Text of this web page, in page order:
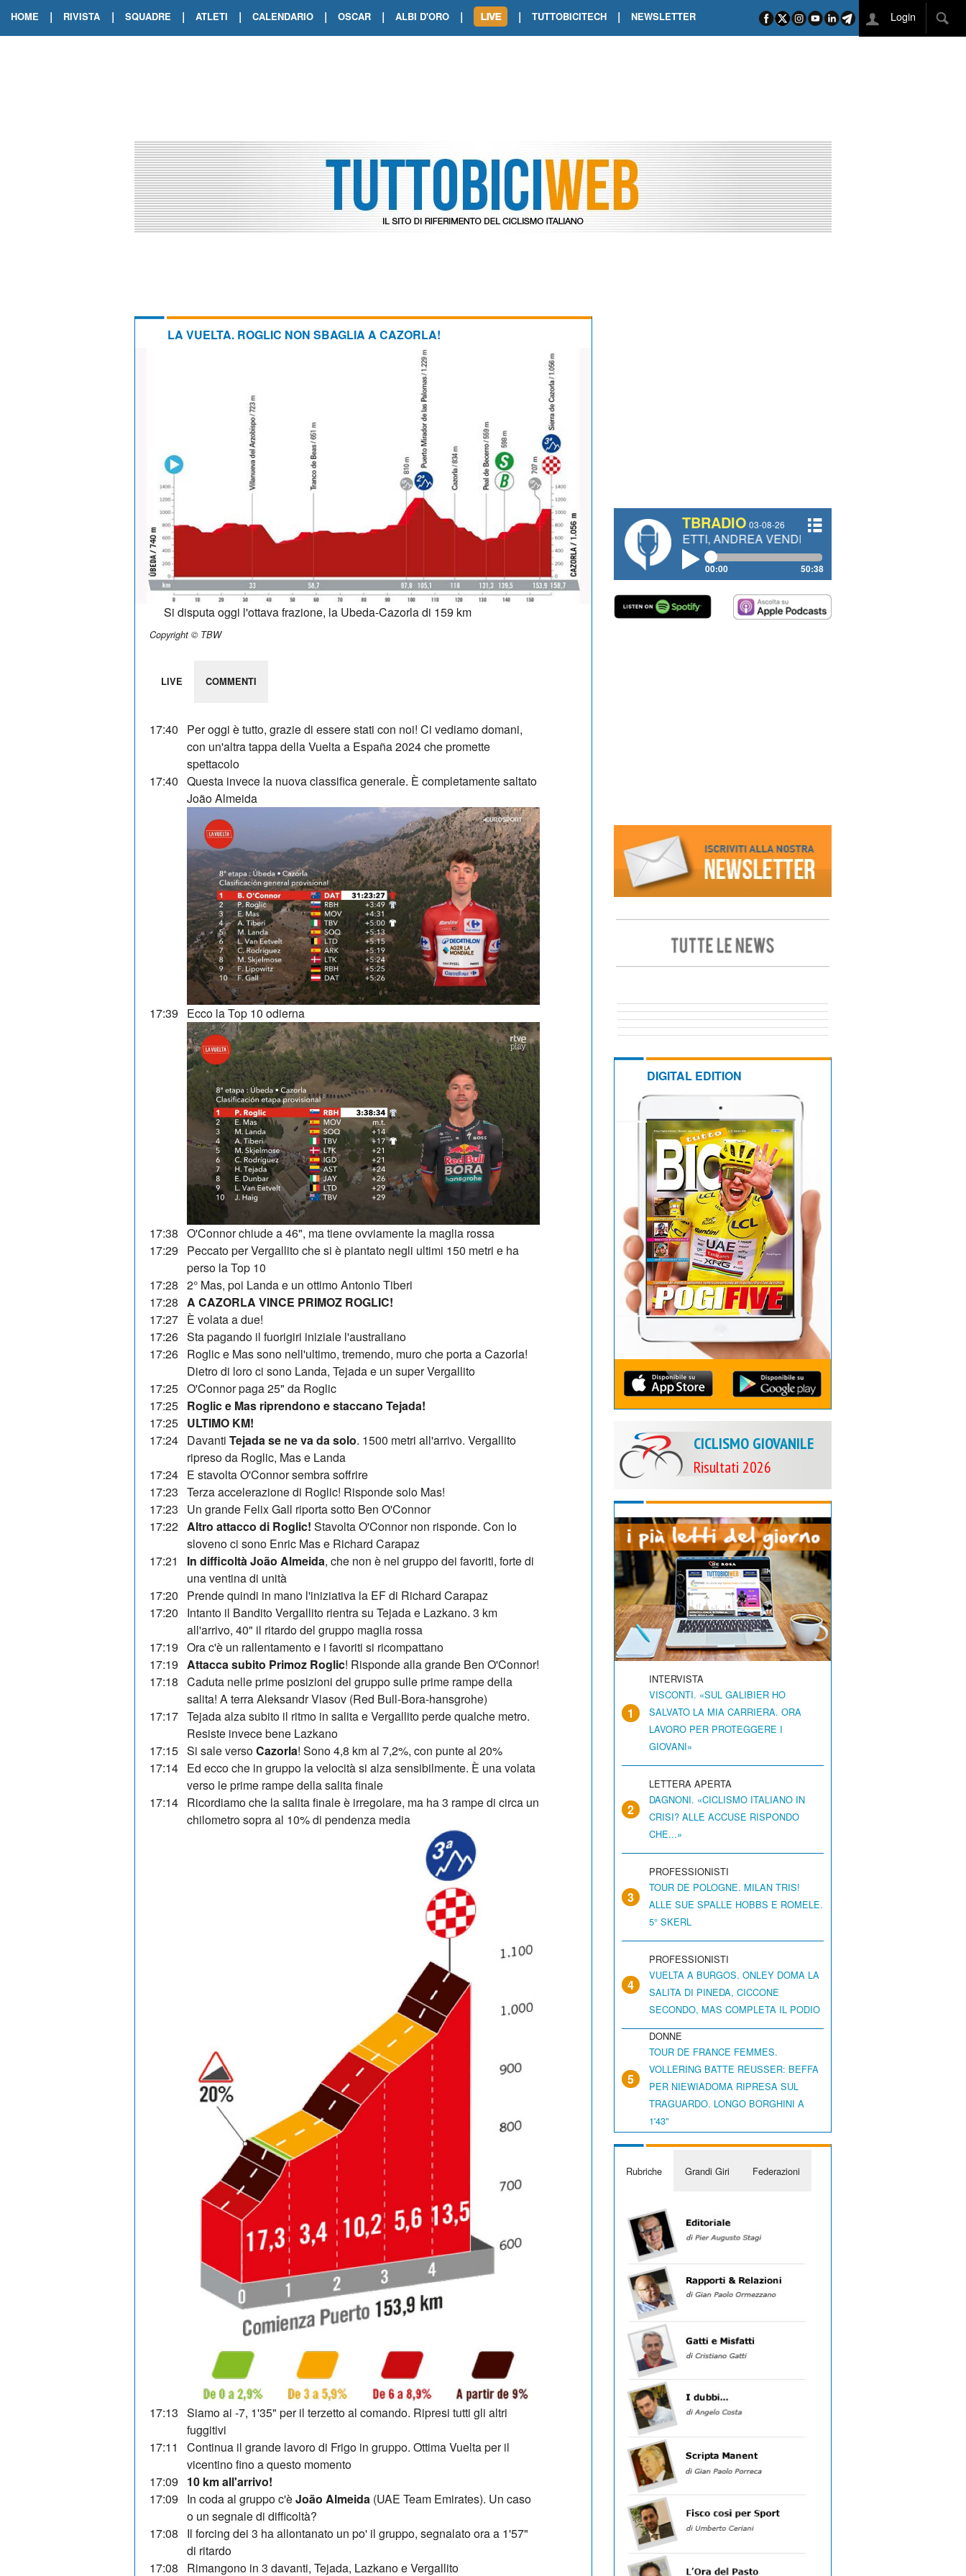
HOME | RIVISTA | SQUADRE | ATLETI | CALENDARIO | OSCAR | ALBI D'ORO |
TOUR DE FRANCE. ORCIERES-MERLETTE INCORONA CARAPAZ
TOUR DE FRANCE. A VOIRON TRIONFO DI PHILIPSEN SU SCHMID E KOOIJ
| TUTTOBICITECH | NEWSLETTER Login
LA VUELTA. ROGLIC NON SBAGLIA A CAZORLA!
Si disputa oggi l'ottava frazione, la Ubeda-Cazorla di 159 km
Copyright © TBW
LIVE COMMENTI
17:40
Per oggi è tutto, grazie di essere stati con noi! Ci vediamo domani,
con un'altra tappa della Vuelta a España 2024 che promette
spettacolo
17:40 Questa invece la nuova classifica generale. È completamente saltato
João Almeida
17:39 Ecco la Top 10 odierna
17:38 O'Connor chiude a 46", ma tiene ovviamente la maglia rossa
17:29
Peccato per Vergallito che si è piantato negli ultimi 150 metri e ha
perso la Top 10
17:28 2° Mas, poi Landa e un ottimo Antonio Tiberi
17:28 A CAZORLA VINCE PRIMOZ ROGLIC!
17:27 È volata a due!
17:26 Sta pagando il fuorigiri iniziale l'australiano
17:26 Roglic e Mas sono nell'ultimo, tremendo, muro che porta a Cazorla!
Dietro di loro ci sono Landa, Tejada e un super Vergallito
17:25 O'Connor paga 25" da Roglic
17:25 Roglic e Mas riprendono e staccano Tejada!
17:25 ULTIMO KM!
17:24 DavantiTejada se ne va da solo. 1500 metri all'arrivo. Vergallito
ripreso da Roglic, Mas e Landa
17:24 E stavolta O'Connor sembra soffrire
17:23 Terza accelerazione di Roglic! Risponde solo Mas!
17:23
Un grande Felix Gall riporta sotto Ben O'Connor
17:22 Altro attacco di Roglic! Stavolta O'Connor non risponde. Con lo
sloveno ci sono Enric Mas e Richard Carapaz
17:21
In difficoltà João Almeida, che non è nel gruppo dei favoriti, forte di
una ventina di unità
17:20
Prende quindi in mano l'iniziativa la EF di Richard Carapaz
17:20
Intanto il Bandito Vergallito rientra su Tejada e Lazkano. 3 km
all'arrivo, 40" il ritardo del gruppo maglia rossa
17:19 Ora c'è un rallentamento e i favoriti si ricompattano
17:19 Attacca subito Primoz Roglic! Risponde alla grande Ben O'Connor!
17:18 Caduta nelle prime posizioni del gruppo sulle prime rampe della
salita! A terra Aleksandr Vlasov (Red Bull-Bora-hansgrohe)
17:17 Tejada alza subito il ritmo in salita e Vergallito perde qualche metro.
Resiste invece bene Lazkano
17:15 Si sale versoCazorla! Sono 4,8 km al 7,2%, con punte al 20%
17:14 Ed ecco che in gruppo la velocità si alza sensibilmente. È una volata
verso le prime rampe della salita finale
17:14 Ricordiamo che la salita finale è irregolare, ma ha 3 rampe di circa un
chilometro sopra al 10% di pendenza media
17:13 Siamo ai -7, 1'35" per il terzetto al comando. Ripresi tutti gli altri
fuggitivi
17:11
Continua il grande lavoro di Frigo in gruppo. Ottima Vuelta per il
vicentino fino a questo momento
17:09
10 km all'arrivo!
17:09
In coda al gruppo c'èJoão Almeida (UAE Team Emirates). Un caso
o un segnale di difficoltà?
17:08
Il forcing dei 3 ha allontanato un po' il gruppo, segnalato ora a 1'57"
di ritardo
17:08
Rimangono in 3 davanti, Tejada, Lazkano e Vergallito
TBRADIO 03-08-26
#334 CHARLY WEGELIUS, MAURO GIANETTI, ANDREA VENDRAME, FILIPPO FIORELLI
00:00 50:38
DIGITAL EDITION
CICLISMO GIOVANILE
Risultati 2026
1
INTERVISTA
VISCONTI. «SUL GALIBIER HO
SALVATO LA MIA CARRIERA. ORA
LAVORO PER PROTEGGERE I
GIOVANI»
2
LETTERA APERTA
DAGNONI. «CICLISMO ITALIANO IN
CRISI? ALLE ACCUSE RISPONDO
CHE...»
3
PROFESSIONISTI
TOUR DE POLOGNE. MILAN TRIS!
ALLE SUE SPALLE HOBBS E ROMELE.
5° SKERL
4
PROFESSIONISTI
VUELTA A BURGOS. ONLEY DOMA LA
SALITA DI PINEDA, CICCONE
SECONDO, MAS COMPLETA IL PODIO
5
DONNE
TOUR DE FRANCE FEMMES.
VOLLERING BATTE REUSSER: BEFFA
PER NIEWIADOMA RIPRESA SUL
TRAGUARDO. LONGO BORGHINI A
1'43"
Rubriche Grandi Giri Federazioni